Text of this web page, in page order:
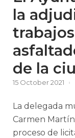
la
de la
15 October 2021
La delegada
Carmen
proceso de